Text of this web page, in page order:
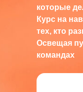
которые
Курс на
тех, кто
Освещая
командах